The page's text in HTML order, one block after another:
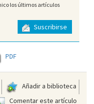
los últimos artículos
Suscribirse
PDF
Añadir a biblioteca
Comentar este artículo